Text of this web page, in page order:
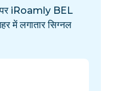
पर iRoamly BEL
में लगातार सिग्नल